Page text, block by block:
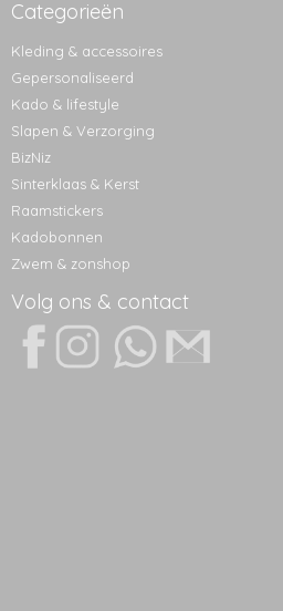
Categorieën
Kleding & accessoires
Gepersonaliseerd
Kado & lifestyle
Slapen & Verzorging
BizNiz
Sinterklaas & Kerst
Raamstickers
Kadobonnen
Zwem & zonshop
Volg ons & contact